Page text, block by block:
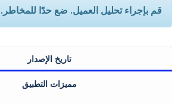
قم بإجراء تحليل العميل. ضع حدًا للمخاطر.
تاريخ الإصدار
مميزات التطبيق